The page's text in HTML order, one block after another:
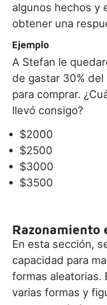
algunos hechos y
obtener una
Ejemplo
A Stefan le
de gastar 30%
para comprar.
llevó consigo?
$2000
$2500
$3000
$3500
Razonamiento
En esta sección,
capacidad para
formas aleatorias.
varias formas y